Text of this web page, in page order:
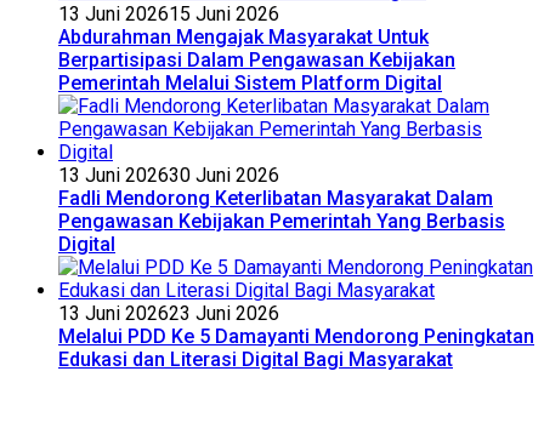
13 Juni 202615 Juni 2026
Abdurahman Mengajak Masyarakat Untuk
Berpartisipasi Dalam Pengawasan Kebijakan
Pemerintah Melalui Sistem Platform Digital
13 Juni 202630 Juni 2026
Fadli Mendorong Keterlibatan Masyarakat Dalam
Pengawasan Kebijakan Pemerintah Yang Berbasis
Digital
13 Juni 202623 Juni 2026
Melalui PDD Ke 5 Damayanti Mendorong Peningkatan
Edukasi dan Literasi Digital Bagi Masyarakat